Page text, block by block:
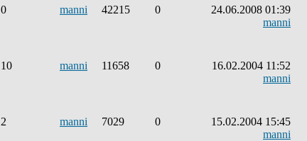
0 manni 42215 0
24.06.2008 01:39
manni
10 manni 11658 0
16.02.2004 11:52
manni
2 manni 7029 0
15.02.2004 15:45
manni